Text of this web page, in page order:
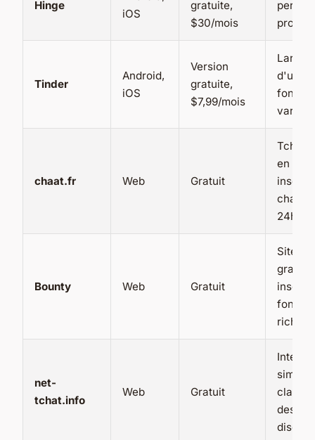
Hinge
iOS
gratuite,
$30/mois
profil
Tinder
Android,
iOS
Version
gratuite,
$7,99/mois
Large
variées
chaat.fr Web Gratuit
Tchat
en
chat
24h/
Bounty Web Gratuit
Site
gratuit
riches
net-
tchat.info
Web Gratuit
simple
claire,
des